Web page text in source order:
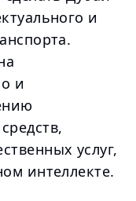
и
и
услуг,
интеллекте.